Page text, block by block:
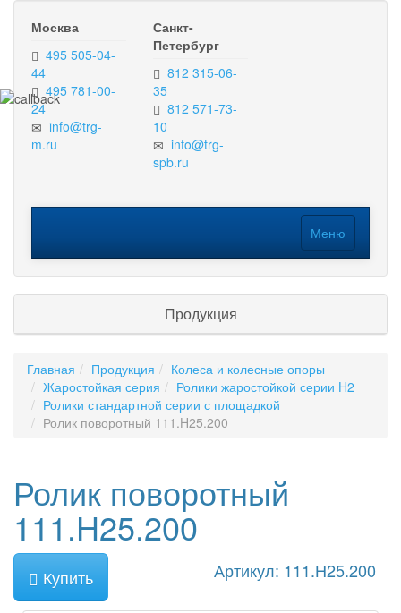
Москва
495 505-04-
44
495 781-00-
24
info@trg-
m.ru
Санкт-
Петербург
812 315-06-
35
812 571-73-
10
info@trg-
spb.ru
Меню
Продукция
Главная Продукция
Колеса и колесные опоры
Жаростойкая серия
Ролики жаростойкой серии H2
Ролики стандартной серии с площадкой
Ролик поворотный 111.H25.200
Ролик поворотный
111.H25.200
Купить Артикул: 111.H25.200